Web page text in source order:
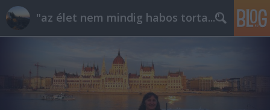
"az élet nem mindig habos torta..."